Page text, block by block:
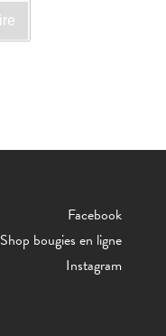
Facebook
Shop bougies en ligne
Instagram